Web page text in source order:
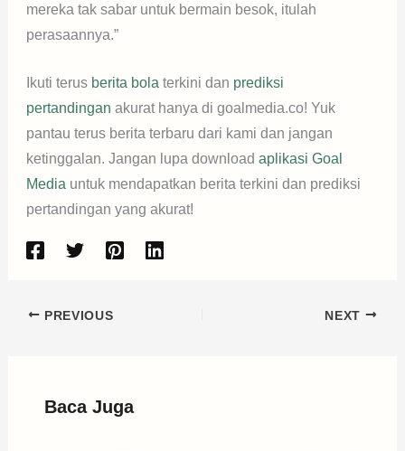
mereka tak sabar untuk bermain besok, itulah
perasaannya.”
Ikuti terus berita bola terkini dan prediksi
pertandingan akurat hanya di goalmedia.co! Yuk
pantau terus berita terbaru dari kami dan jangan
ketinggalan. Jangan lupa download aplikasi Goal
Media untuk mendapatkan berita terkini dan prediksi
pertandingan yang akurat!
PREVIOUS NEXT
Baca Juga